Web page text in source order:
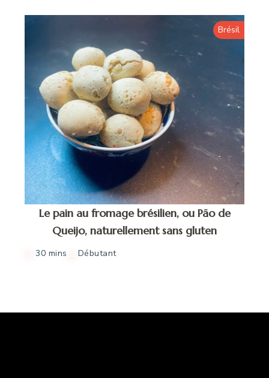
Brésil
Le pain au fromage brésilien, ou Pão de
Queijo, naturellement sans gluten
30 mins Débutant